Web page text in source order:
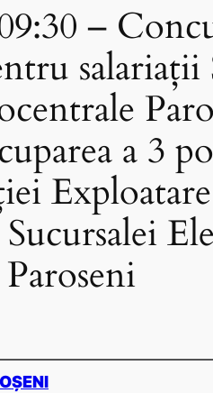
–
salariații
a 3
Paroseni